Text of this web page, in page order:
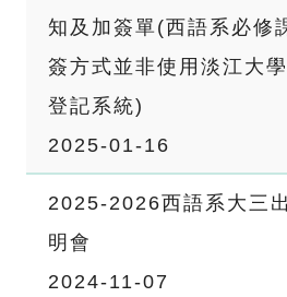
知及加簽單(西語系必修
簽方式並非使用淡江大
登記系統)
2025-01-16
2025-2026西語系大三
明會
2024-11-07